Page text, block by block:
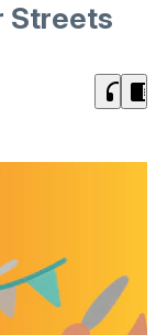
Streets
headphones chrome_reader_mode